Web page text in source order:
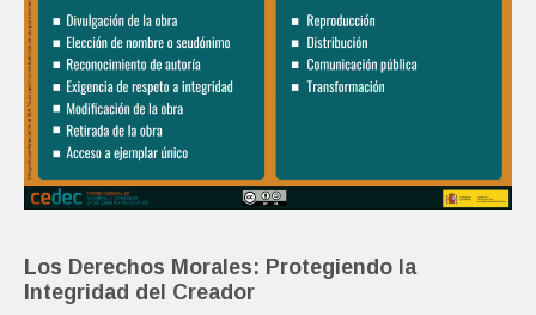
Los Derechos Morales: Protegiendo la
Integridad del Creador